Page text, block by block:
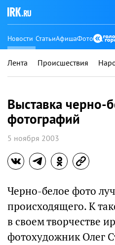
Новости СтатьиАфишаФото
Лента Происшествия
Выставка черно-
фотографий
5 ноября 2003
Черно-белое фото
происходящего. К
в своем творчестве
фотохудожник Олег